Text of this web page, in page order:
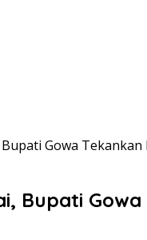
Gowa
Bupati